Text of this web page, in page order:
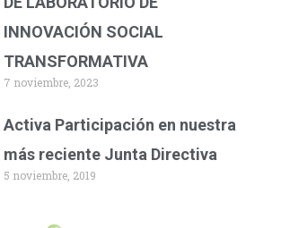
INNOVACIÓN SOCIAL
TRANSFORMATIVA
7 noviembre, 2023
Activa Participación en nuestra
más reciente Junta Directiva
5 noviembre, 2019